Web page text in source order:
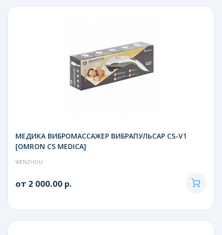
МЕДИКА ВИБРОМАССАЖЕР ВИБРАПУЛЬСАР CS-V1
[OMRON CS MEDICA]
WENZHOU
от 2 000.00 р.